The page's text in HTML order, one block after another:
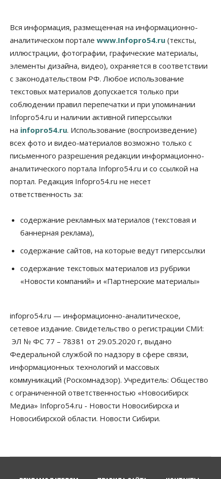
07 Августа 2026, 12:35
Общество
Синоптики рассказали о погоде в Новосибирске
на выходных
07 Августа 2026, 12:00
Жители Новосибирска смогут добровольно
повысить свою пенсию
07 Августа 2026, 11:30
Общество
Деньгами будут распоряжаться дети: в десяти
школах Новосибирской области введут
инициативное бюджетирование
07 Августа 2026, 11:00
заключили под стражу
07 Августа 2026, 10:15
Общество
Новосибирской области, но режима ЧС не будет
07 Августа 2026, 10:00
выстраивают системы защиты от атак БПЛА
07 Августа 2026, 09:00
По «Сибэлектротерму» выдали исполнительные
листы на полмиллиарда рублей
07 Августа 2026, 08:00
Бизнес Власть Медицина Общество
Искусственный интеллект предлагают
привлекать к разработке новых лекарств в
России
Вся информация, размещенная на информационно-
аналитическом портале www.Infopro54.ru (тексты,
иллюстрации, фотографии, графические материалы,
элементы дизайна, видео), охраняется в соответствии
с законодательством РФ. Любое использование
текстовых материалов допускается только при
соблюдении правил перепечатки и при упоминании
Infopro54.ru и наличии активной гиперссылки
на infopro54.ru. Использование (воспроизведение)
всех фото и видео-материалов возможно только с
письменного разрешения редакции информационно-
аналитического портала Infopro54.ru и со ссылкой на
портал. Редакция Infopro54.ru не несет
ответственность за:
содержание рекламных материалов (текстовая и
баннерная реклама),
содержание сайтов, на которые ведут гиперссылки
содержание текстовых материалов из рубрики
«Новости компаний» и «Партнерские материалы»
infopro54.ru — информационно-аналитическое,
сетевое издание. Свидетельство о регистрации СМИ:
ЭЛ № ФС 77 – 78381 от 29.05.2020 г, выдано
Федеральной службой по надзору в сфере связи,
информационных технологий и массовых
коммуникаций (Роскомнадзор). Учредитель: Общество
с ограниченной ответственностью «Новосибирск
Медиа» Infopro54.ru - Новости Новосибирска и
Новосибирской области. Новости Сибири.